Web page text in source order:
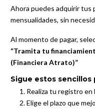
Ahora puedes adquirir tus
mensualidades, sin
Al momento de pagar,
“Tramita tu
(Financiera Atrato)”
Sigue estos sencillos
Realiza tu registro
Elige el plazo que